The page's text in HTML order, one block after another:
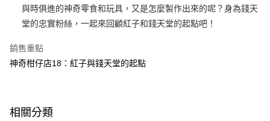
相關說明
【大哥付你分期使用說明】
1.本服務由台灣大哥大提供，台灣大哥大用戶可立即使用無須另外申請。
流程，驗證手機門號後，選擇欲分期的期數、繳款截止日，確認付款後即完
成交易。
法說明評估內容。
【繳款方式說明】
AFTEE先享後付
相關說明
AFTEE先享後付是「在收到商品之後才付款」的支付方式。 讓您購物簡單
３．安心：先確認商品／服務後，再付款。
ATM付款
付款後全家取貨｜8/8-8/14運費優惠，結帳滿499即享免運。
與時俱進的神奇零食和玩具，又是怎麼製作出來的呢？身為錢天
堂的忠實粉絲，一起來回顧紅子和錢天堂的起點吧！
銷售重點
神奇柑仔店18：紅子與錢天堂的起點
相關分類